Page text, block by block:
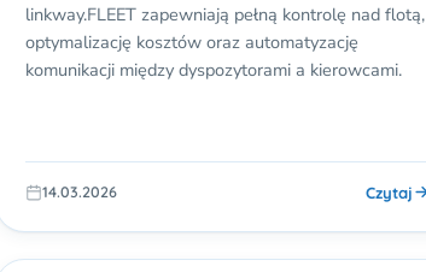
linkway.FLEET zapewniają pełną kontrolę nad flotą,
optymalizację kosztów oraz automatyzację
komunikacji między dyspozytorami a kierowcami.
14.03.2026 Czytaj